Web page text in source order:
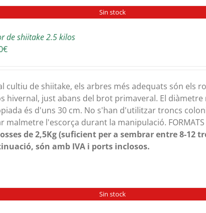
Sin stock
de shiitake 2.5 kilos
€
cultiu de shiitake, els arbres més adequats són els
hivernal, just abans del brot primaveral. El
és d'uns 30 cm. No s'han d'utilitzar troncs
malmetre l'escorça durant la manipulació. FORMATS
de 2,5Kg (suficient per a sembrar entre 8-12
són amb IVA i ports inclosos.
Sin stock